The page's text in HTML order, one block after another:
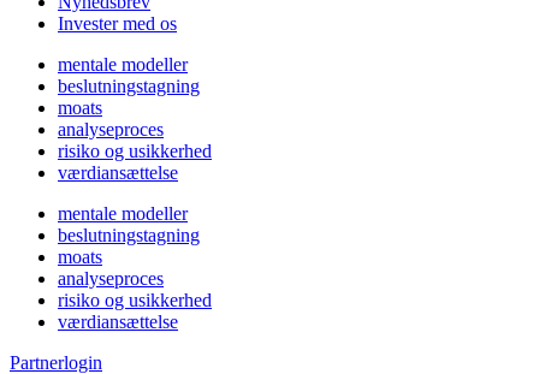
Invester med os
mentale modeller
beslutningstagning
moats
analyseproces
risiko og usikkerhed
værdiansættelse
mentale modeller
beslutningstagning
moats
analyseproces
risiko og usikkerhed
værdiansættelse
Partnerlogin